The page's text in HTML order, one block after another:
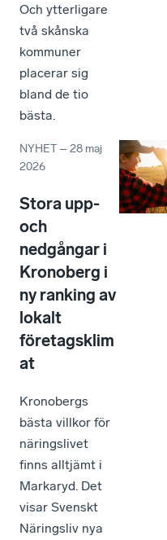
Och ytterligare
två skånska
kommuner
placerar sig
bland de tio
bästa.
NYHET –28 maj
2026
Stora upp-
och
nedgångar i
Kronoberg i
ny ranking av
lokalt
företagsklim
at
Kronobergs
bästa villkor för
näringslivet
finns alltjämt i
Markaryd. Det
visar Svenskt
Näringsliv nya